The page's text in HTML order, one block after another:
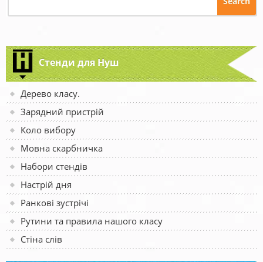
Стенди для Нуш
Дерево класу.
Зарядний пристрій
Коло вибору
Мовна скарбничка
Набори стендів
Настрій дня
Ранкові зустрічі
Рутини та правила нашого класу
Стіна слів